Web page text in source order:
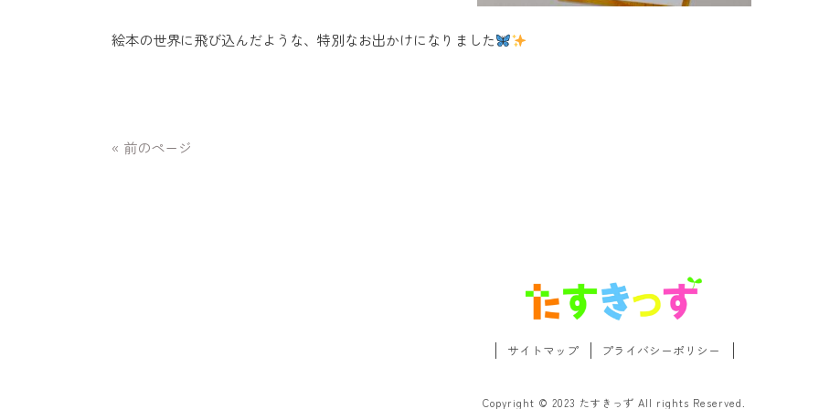
絵本の世界に飛び込んだような、特別なお出かけになりました
« 前のページ
サイトマップ プライバシーポリシー
Copyright © 2023 たすきっず All rights Reserved.